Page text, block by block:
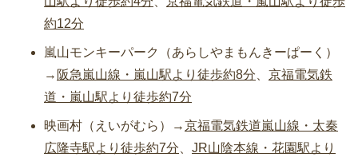
約12分
嵐山モンキーパーク（あらしやまもんきーぱーく）
→ 阪急嵐山線・嵐山駅より徒歩約8分
京福電気鉄
道・嵐山駅より徒歩約7分
映画村（えいがむら）→京福電気鉄道嵐山線・太秦
広隆寺駅より徒歩約7分
JR山陰本線・花園駅より